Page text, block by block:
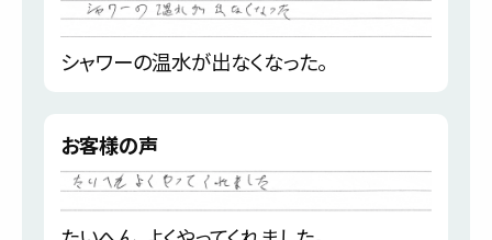
シャワーの温水が出なくなった。
お客様の声